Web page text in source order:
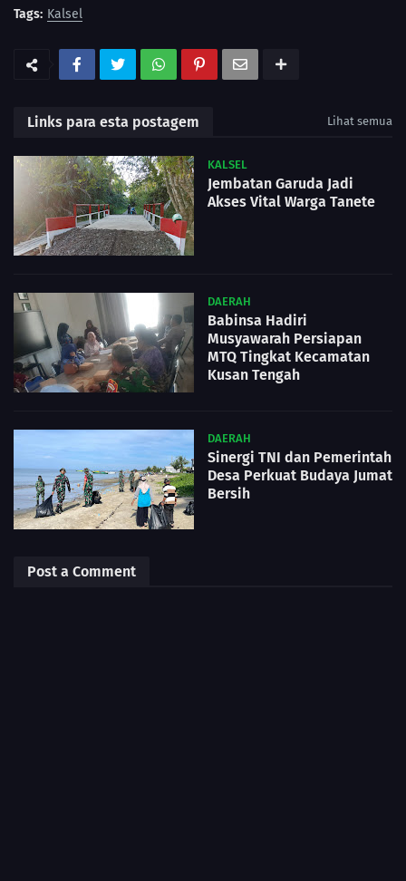
Tags: Kalsel
Links para esta postagem Lihat semua
KALSEL
Jembatan Garuda Jadi
Akses Vital Warga Tanete
DAERAH
Babinsa Hadiri
Musyawarah Persiapan
MTQ Tingkat Kecamatan
Kusan Tengah
DAERAH
Sinergi TNI dan Pemerintah
Desa Perkuat Budaya Jumat
Bersih
Post a Comment